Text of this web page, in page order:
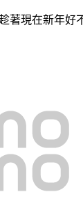
著現在新年好